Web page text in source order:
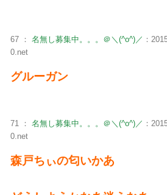
67 ： 名無し募集中。。。＠＼(^o^)／ ：
0.net
グルーガン
71 ： 名無し募集中。。。＠＼(^o^)／ ：
0.net
森戸ちぃの匂いかあ